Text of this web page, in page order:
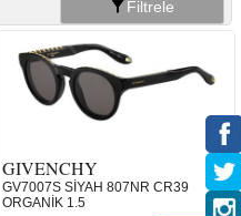
Filtrele
GIVENCHY
GV7007S SİYAH 807NR CR39
ORGANİK 1.5